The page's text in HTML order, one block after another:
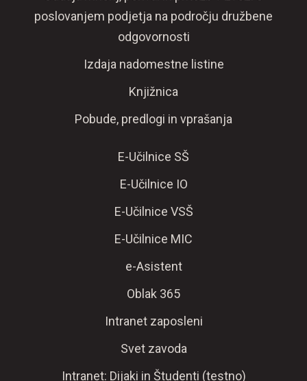
poslovanjem podjetja na področju družbene
odgovornosti
Izdaja nadomestne listine
Knjižnica
Pobude, predlogi in vprašanja
E-Učilnice SŠ
E-Učilnice IO
E-Učilnice VSŠ
E-Učilnice MIC
e-Asistent
Oblak 365
Intranet zaposleni
Svet zavoda
Intranet: Dijaki in Študenti (testno)